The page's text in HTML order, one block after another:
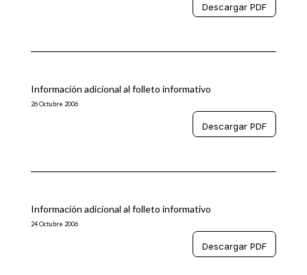
Descargar PDF
Información adicional al folleto informativo
26 Octubre 2006
Descargar PDF
Información adicional al folleto informativo
24 Octubre 2006
Descargar PDF